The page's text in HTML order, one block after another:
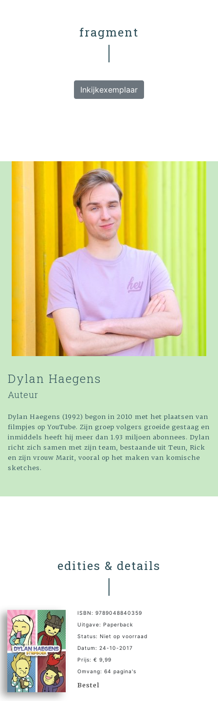
fragment
Inkijkexemplaar
Dylan Haegens
Auteur
Dylan Haegens (1992) begon in 2010 met het plaatsen van
filmpjes op YouTube. Zijn groep volgers groeide gestaag en
inmiddels heeft hij meer dan 1.93 miljoen abonnees. Dylan
richt zich samen met zijn team, bestaande uit Teun, Rick
en zijn vrouw Marit, vooral op het maken van komische
sketches.
edities & details
ISBN: 9789048840359
Uitgave: Paperback
Status: Niet op voorraad
Datum: 24-10-2017
Prijs: € 9,99
Omvang: 64 pagina's
Bestel